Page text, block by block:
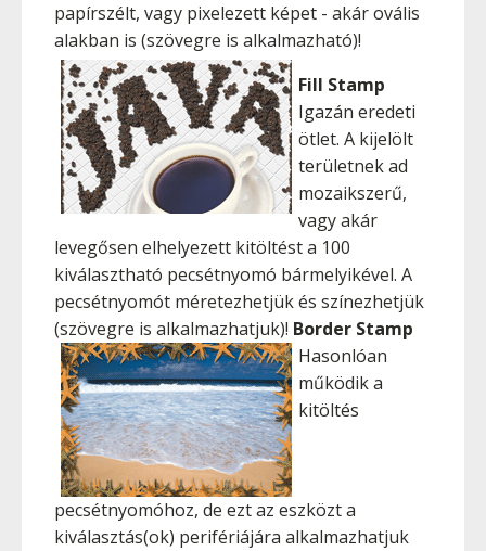
papírszélt, vagy pixelezett képet - akár ovális
alakban is (szövegre is alkalmazható)!
Fill Stamp
Igazán eredeti
ötlet. A kijelölt
területnek ad
mozaikszerű,
vagy akár
levegősen elhelyezett kitöltést a 100
kiválasztható pecsétnyomó bármelyikével. A
pecsétnyomót méretezhetjük és színezhetjük
(szövegre is alkalmazhatjuk)! Border Stamp
Hasonlóan
működik a
kitöltés
pecsétnyomóhoz, de ezt az eszközt a
kiválasztás(ok) perifériájára alkalmazhatjuk